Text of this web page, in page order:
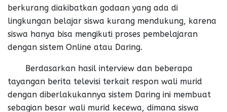
berkurang diakibatkan godaan yang ada di
lingkungan belajar siswa kurang mendukung, karena
siswa hanya bisa mengikuti proses pembelajaran
dengan sistem Online atau Daring.
Berdasarkan hasil interview dan beberapa
tayangan berita televisi terkait respon wali murid
dengan diberlakukannya sistem Daring ini membuat
sebagian besar wali murid kecewa, dimana siswa